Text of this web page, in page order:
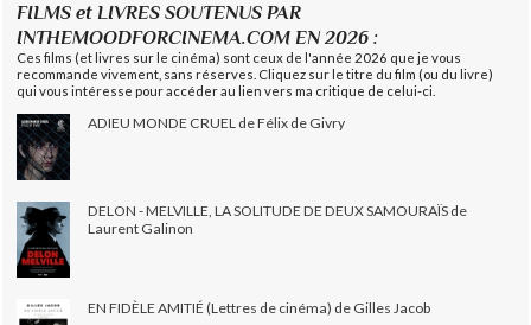
FILMS et LIVRES SOUTENUS PAR
INTHEMOODFORCINEMA.COM EN 2026 :
Ces films (et livres sur le cinéma) sont ceux de l'année 2026 que je vous
recommande vivement, sans réserves. Cliquez sur le titre du film (ou du livre)
qui vous intéresse pour accéder au lien vers ma critique de celui-ci.
ADIEU MONDE CRUEL de Félix de Givry
DELON - MELVILLE, LA SOLITUDE DE DEUX SAMOURAÏS de
Laurent Galinon
EN FIDÈLE AMITIÉ (Lettres de cinéma) de Gilles Jacob